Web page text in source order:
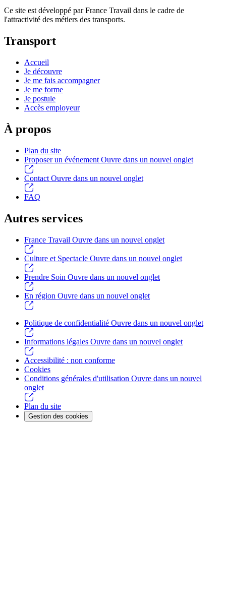
Ce site est développé par France Travail dans le cadre de
l'attractivité des métiers des transports.
Transport
Accueil
Je découvre
Je me fais accompagner
Je me forme
Je postule
Accès employeur
À propos
Plan du site
Proposer un événement Ouvre dans un nouvel onglet
Contact Ouvre dans un nouvel onglet
FAQ
Autres services
France Travail Ouvre dans un nouvel onglet
Culture et Spectacle Ouvre dans un nouvel onglet
Prendre Soin Ouvre dans un nouvel onglet
En région Ouvre dans un nouvel onglet
Politique de confidentialité Ouvre dans un nouvel onglet
Informations légales Ouvre dans un nouvel onglet
Accessibilité : non conforme
Cookies
Conditions générales d'utilisation Ouvre dans un nouvel
onglet
Plan du site
Gestion des cookies